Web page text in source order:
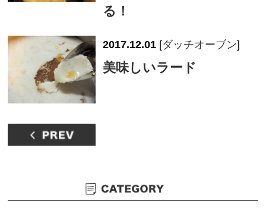
る！
2017.12.01 [ダッチオーブン]
美味しいラード